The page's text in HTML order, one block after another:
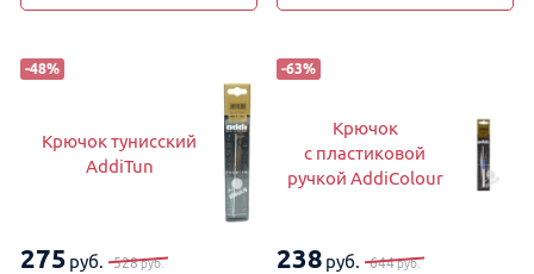
-48%
Крючок тунисский
AddiTun
275 руб. 528руб.
-63%
Крючок
с пластиковой
ручкой AddiColour
238 руб. 644руб.